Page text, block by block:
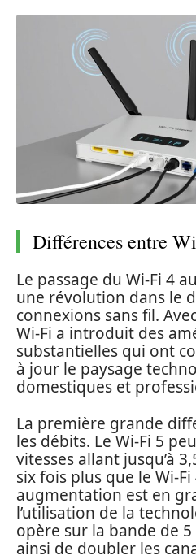
Différences entre
Le passage du Wi-Fi 4
une révolution dans le
connexions sans fil.
Wi-Fi a introduit des
substantielles qui ont
à jour le paysage
domestiques et
La première grande
les débits. Le Wi-Fi 5
vitesses allant jusqu’à
six fois plus que le Wi-Fi
augmentation est en
l’utilisation de la
opère sur la bande de
ainsi de doubler les